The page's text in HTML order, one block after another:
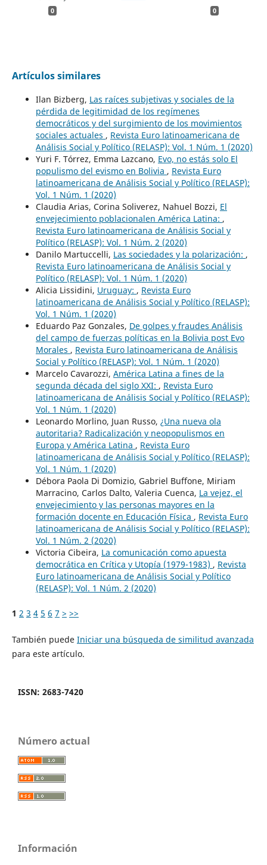
0 0
Artículos similares
Ilan Bizberg, Las raíces subjetivas y sociales de la
pérdida de legitimidad de los regímenes
democráticos y del surgimiento de los movimientos
sociales actuales , Revista Euro latinoamericana de
Análisis Social y Político (RELASP): Vol. 1 Núm. 1 (2020)
Yuri F. Tórrez, Emma Lazcano, Evo, no estás solo El
populismo del evismo en Bolivia , Revista Euro
latinoamericana de Análisis Social y Político (RELASP):
Vol. 1 Núm. 1 (2020)
Claudia Arias, Corina Soliverez, Nahuel Bozzi, El
envejecimiento poblacionalen América Latina: ,
Revista Euro latinoamericana de Análisis Social y
Político (RELASP): Vol. 1 Núm. 2 (2020)
Danilo Martuccelli, Las sociedades y la polarización: ,
Revista Euro latinoamericana de Análisis Social y
Político (RELASP): Vol. 1 Núm. 1 (2020)
Alicia Lissidini, Uruguay: , Revista Euro
latinoamericana de Análisis Social y Político (RELASP):
Vol. 1 Núm. 1 (2020)
Eduardo Paz Gonzales, De golpes y fraudes Análisis
del campo de fuerzas políticas en la Bolivia post Evo
Morales , Revista Euro latinoamericana de Análisis
Social y Político (RELASP): Vol. 1 Núm. 1 (2020)
Marcelo Cavarozzi, América Latina a fines de la
segunda década del siglo XXI: , Revista Euro
latinoamericana de Análisis Social y Político (RELASP):
Vol. 1 Núm. 1 (2020)
Leonardo Morlino, Juan Russo, ¿Una nueva ola
autoritaria? Radicalización y neopopulismos en
Europa y América Latina , Revista Euro
latinoamericana de Análisis Social y Político (RELASP):
Vol. 1 Núm. 1 (2020)
Débora Paola Di Domizio, Gabriel Buffone, Miriam
Marracino, Carlos Dalto, Valeria Cuenca, La vejez, el
envejecimiento y las personas mayores en la
formación docente en Educación Física , Revista Euro
latinoamericana de Análisis Social y Político (RELASP):
Vol. 1 Núm. 2 (2020)
Victoria Cibeira, La comunicación como apuesta
democrática en Crítica y Utopía (1979-1983) , Revista
Euro latinoamericana de Análisis Social y Político
(RELASP): Vol. 1 Núm. 2 (2020)
1 2 3 4 5 6 7 > >>
También puede Iniciar una búsqueda de similitud avanzada
para este artículo.
ISSN: 2683-7420
Número actual
Información